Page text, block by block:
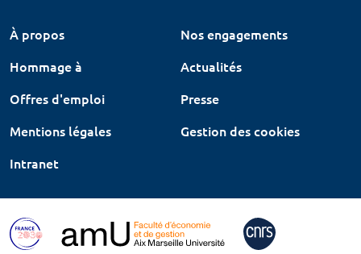
À propos
Nos engagements
Hommage à
Actualités
Offres d'emploi
Presse
Mentions légales
Gestion des cookies
Intranet